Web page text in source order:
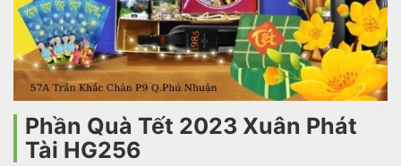
Phần Quà Tết 2023 Xuân Phát
Tài HG256